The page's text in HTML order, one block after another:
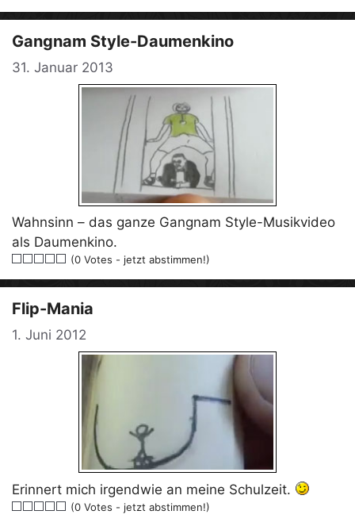
Gangnam Style-Daumenkino
31. Januar 2013
Wahnsinn – das ganze Gangnam Style-Musikvideo
als Daumenkino.
(0 Votes - jetzt abstimmen!)
Flip-Mania
1. Juni 2012
Erinnert mich irgendwie an meine Schulzeit.
(0 Votes - jetzt abstimmen!)